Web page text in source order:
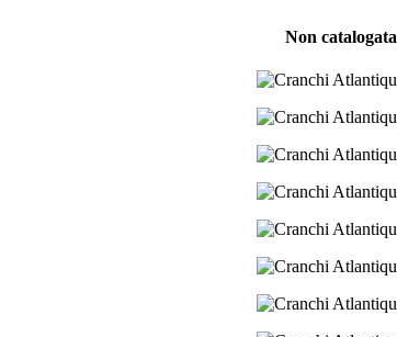
Non catalogata